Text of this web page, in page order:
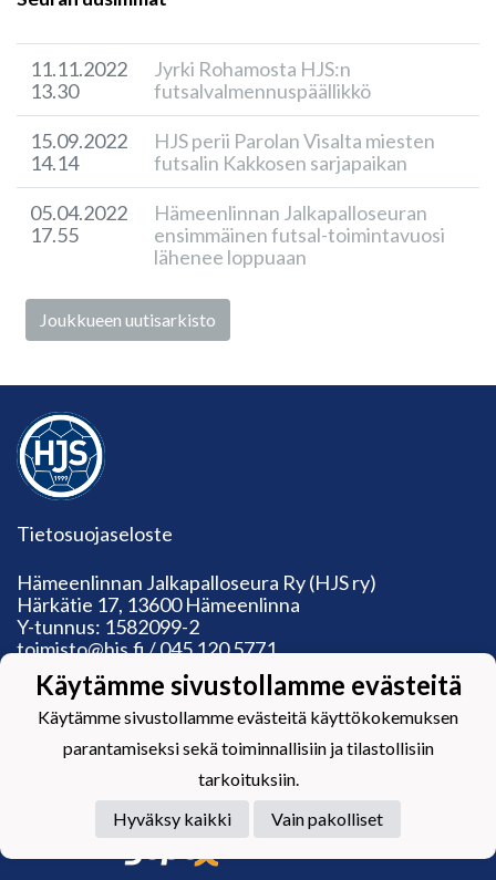
11.11.2022
13.30
Jyrki Rohamosta HJS:n
futsalvalmennuspäällikkö
15.09.2022
14.14
HJS perii Parolan Visalta miesten
futsalin Kakkosen sarjapaikan
05.04.2022
17.55
Hämeenlinnan Jalkapalloseuran
ensimmäinen futsal-toimintavuosi
lähenee loppuaan
Joukkueen uutisarkisto
Tietosuojaseloste
Hämeenlinnan Jalkapalloseura Ry (HJS ry)
Härkätie 17, 13600 Hämeenlinna
Y-tunnus: 1582099-2
toimisto@hjs.fi / 045 120 5771
Toimiston aukioloajat:
Ma: suljettu
Ti: 13‒19, ke-pe: 9‒15.30
Powered by
Käytämme sivustollamme evästeitä
Käytämme sivustollamme evästeitä käyttökokemuksen
parantamiseksi sekä toiminnallisiin ja tilastollisiin
tarkoituksiin.
Hyväksy kaikki
Vain pakolliset